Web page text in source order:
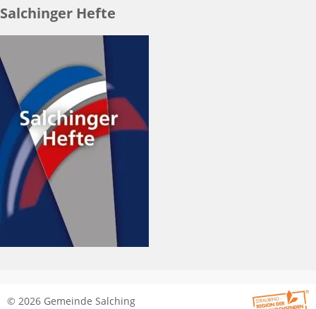
Salchinger Hefte
© 2026 Gemeinde Salching